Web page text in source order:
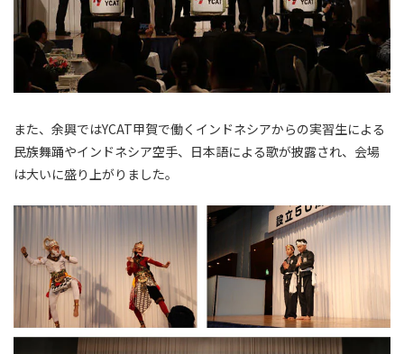
また、余興ではYCAT甲賀で働くインドネシアからの実習生による
民族舞踊やインドネシア空手、日本語による歌が披露され、会場
は大いに盛り上がりました。